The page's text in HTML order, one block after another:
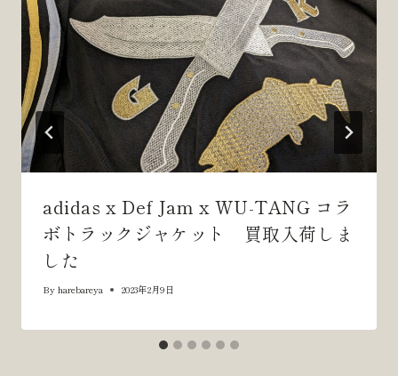
ン
adidas x Def Jam x WU-TANG コラ
ボトラックジャケット 買取入荷しま
した
By harebareya 2023年2月9日